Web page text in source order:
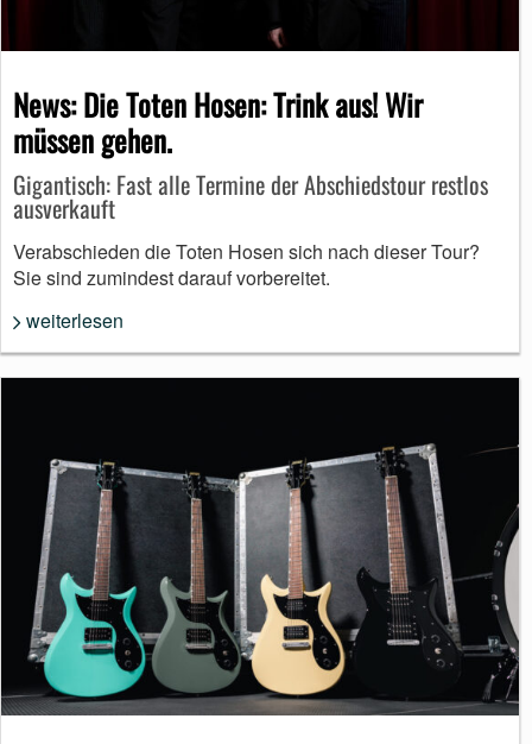
News: Die Toten Hosen: Trink aus! Wir
müssen gehen.
Gigantisch: Fast alle Termine der Abschiedstour restlos
ausverkauft
Verabschieden die Toten Hosen sich nach dieser Tour?
Sie sind zumindest darauf vorbereitet.
weiterlesen